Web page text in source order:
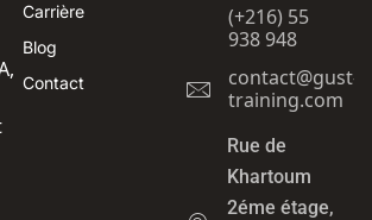
Carrière
Blog
Contact
(+216) 55
938 948
contact@gust-
training.com
Rue de
Khartoum
2éme étage,